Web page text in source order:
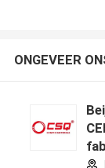
ONGEVEER